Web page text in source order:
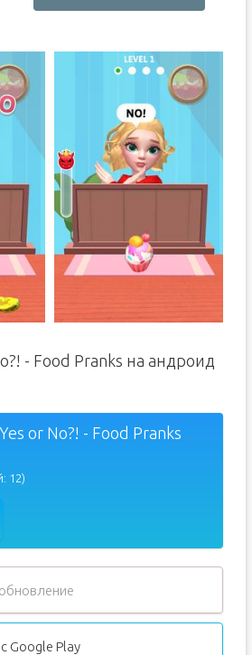
- Food Pranks на андроид
or No?! - Food Pranks
12)
Google Play